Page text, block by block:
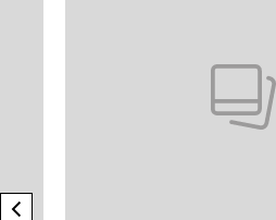
previous element